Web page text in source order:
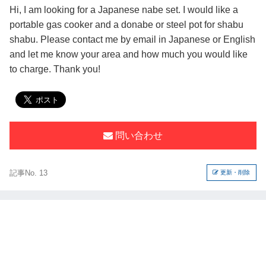
Hi, I am looking for a Japanese nabe set. I would like a
portable gas cooker and a donabe or steel pot for shabu
shabu. Please contact me by email in Japanese or English
and let me know your area and how much you would like
to charge. Thank you!
問い合わせ
記事No. 13 更新・削除